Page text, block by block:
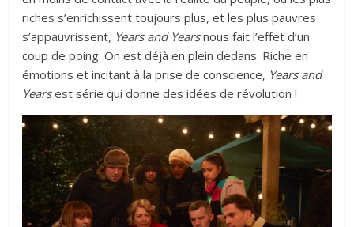
riches s’enrichissent toujours plus, et les plus pauvres
s’appauvrissent, Years and Yearsnous fait l’effet d’un
coup de poing. On est déjà en plein dedans. Riche en
émotions et incitant à la prise de conscience, Years and
Yearsest série qui donne des idées de révolution !